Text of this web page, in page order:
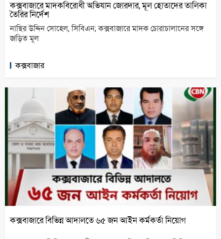
কক্সবাজারে মাদকবিরোধী অভিযান জোরদার, মূল হোতাদের তালিকা
তৈরির নির্দেশ
নাছির উদ্দিন সোহেল, সিবিএন; কক্সবাজারে মাদক চোরাচালানের সঙ্গে
জড়িত মূল
কক্সবাজার
কক্সবাজারে বিভিন্ন আদালতে ৬৫ জন আইন কর্মকর্তা নিয়োগ